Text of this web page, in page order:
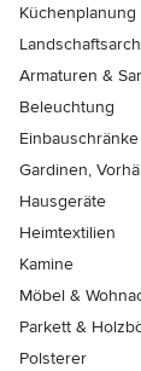
Küchenplanung
Armaturen &
Beleuchtung
Einbauschränke
Gardinen,
Hausgeräte
Heimtextilien
Kamine
Möbel &
Parkett &
Polsterer